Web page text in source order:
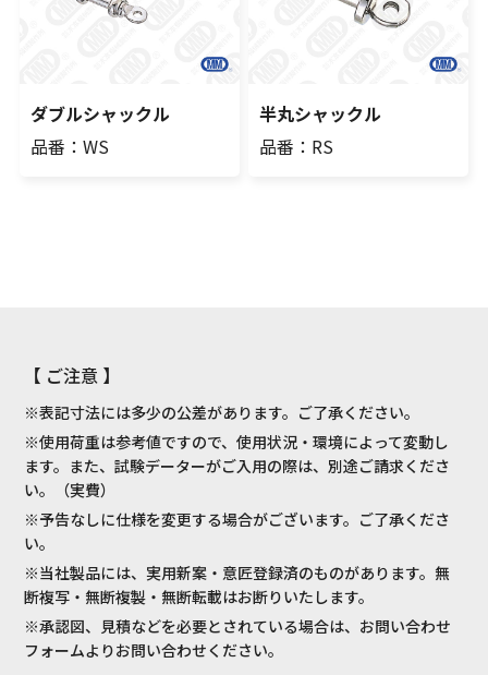
ダブルシャックル
品番：WS
半丸シャックル
品番：RS
【 ご注意 】
※表記寸法には多少の公差があります。ご了承ください。
※使用荷重は参考値ですので、使用状況・環境によって変動し
ます。また、試験データーがご入用の際は、別途ご請求くださ
い。（実費）
※予告なしに仕様を変更する場合がございます。ご了承くださ
い。
※当社製品には、実用新案・意匠登録済のものがあります。無
断複写・無断複製・無断転載はお断りいたします。
※承認図、見積などを必要とされている場合は、お問い合わせ
フォームよりお問い合わせください。